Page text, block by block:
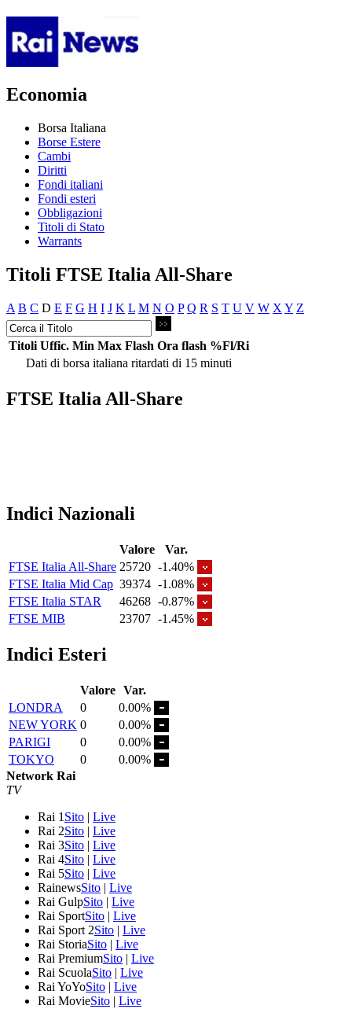
Economia
Borsa Italiana
Borse Estere
Cambi
Diritti
Fondi italiani
Fondi esteri
Obbligazioni
Titoli di Stato
Warrants
Titoli FTSE Italia All-Share
A B C D E F G H I J K L M N O P Q R S T U V W X Y Z
Titoli Uffic. Min Max Flash Ora flash %Fl/Ri
Dati di borsa italiana ritardati di 15 minuti
FTSE Italia All-Share
Indici Nazionali
Valore
Var.
FTSE Italia All-Share 25720 -1.40%
FTSE Italia Mid Cap 39374 -1.08%
FTSE Italia STAR
46268 -0.87%
FTSE MIB
23707 -1.45%
Indici Esteri
Valore Var.
LONDRA
0
0.00%
NEW YORK 0
0.00%
PARIGI
0
0.00%
TOKYO
0
0.00%
Network Rai
TV
Rai 1 Sito | Live
Rai 2Sito | Live
Rai 3Sito | Live
Rai 4Sito | Live
Rai 5Sito | Live
RainewsSito | Live
Rai GulpSito | Live
Rai SportSito | Live
Rai Sport 2Sito | Live
Rai StoriaSito | Live
Rai PremiumSito | Live
Rai ScuolaSito | Live
Rai YoYoSito | Live
Rai MovieSito | Live